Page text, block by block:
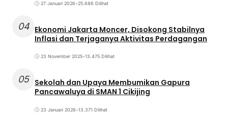
27 Januari 2026•25.686 Dilihat
04 Ekonomi Jakarta Moncer, Disokong Stabilnya
Inflasi dan Terjaganya Aktivitas Perdagangan
23 November 2025•13.475 Dilihat
05 Sekolah dan Upaya Membumikan Gapura
Pancawaluya di SMAN 1 Cikijing
23 Januari 2026•13.371 Dilihat